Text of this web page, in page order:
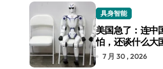
具身智能
美国急了：连中
怕，还谈什么大
7 月 30 , 2026